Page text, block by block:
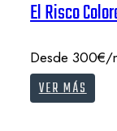
El Risco
Desde 300€/
VER MÁS